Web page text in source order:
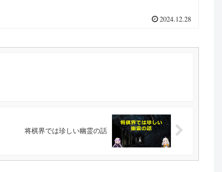
2024.12.28
将棋界では珍しい幽霊の話